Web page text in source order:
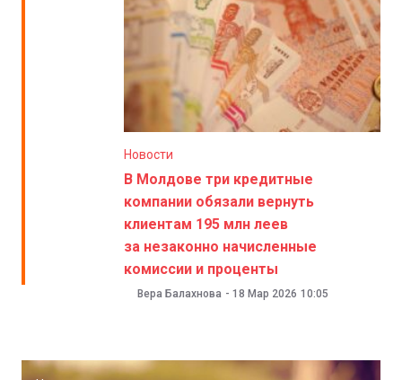
Новости
В Молдове три кредитные
компании обязали вернуть
клиентам 195 млн леев
за незаконно начисленные
комиссии и проценты
Вера Балахнова - 18 Мар 2026 10:05